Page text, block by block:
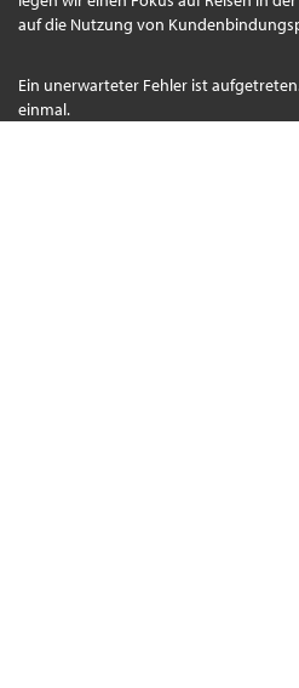
auf die Nutzung von
Ein unerwarteter Fehler ist
einmal.